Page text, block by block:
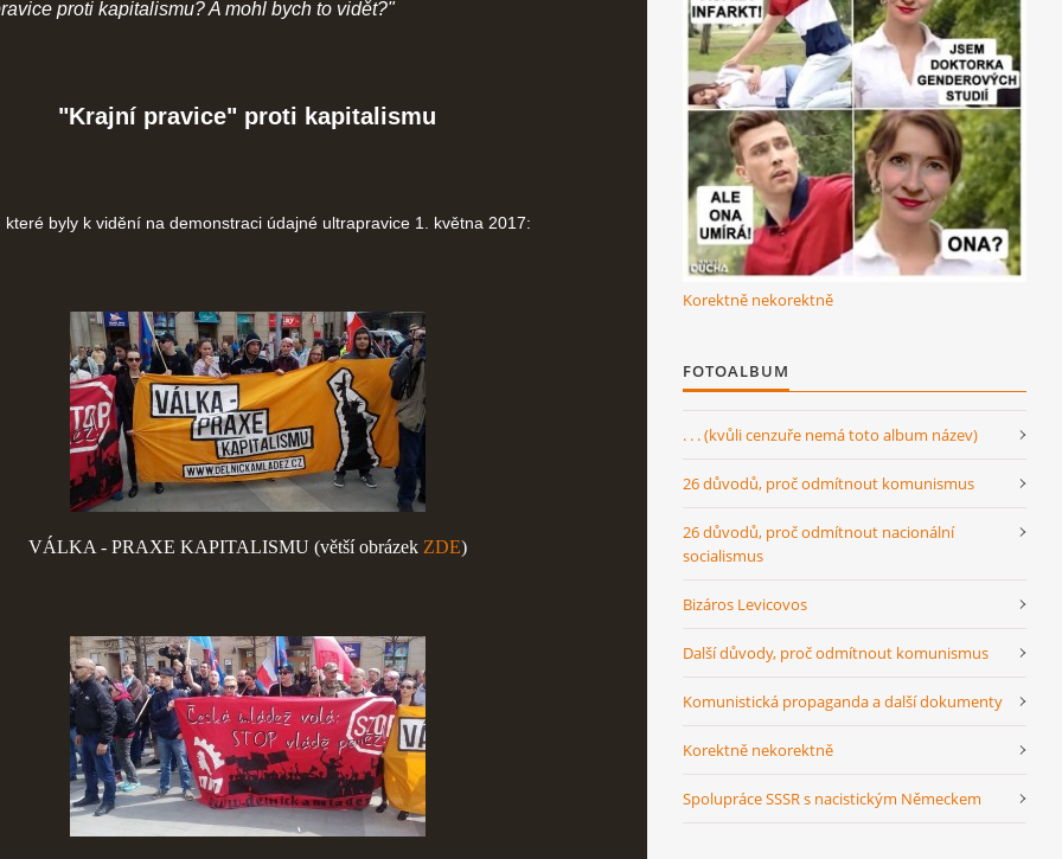
proti kapitalismu? A mohl bych to vidět?"
"Krajní pravice" proti kapitalismu
byly k vidění na demonstraci údajné ultrapravice 1. května 2017:
VÁLKA - PRAXE KAPITALISMU (větší obrázek ZDE)
Korektně nekorektně
FOTOALBUM
. . . (kvůli cenzuře nemá toto album název)
26 důvodů, proč odmítnout komunismus
26 důvodů, proč odmítnout nacionální
socialismus
Bizáros Levicovos
Další důvody, proč odmítnout komunismus
Komunistická propaganda a další dokumenty
Korektně nekorektně
Spolupráce SSSR s nacistickým Německem